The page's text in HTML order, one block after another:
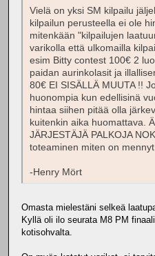
Vielä on yksi SM kilpailu
kilpailun perusteella ei ole
mitenkään "kilpailujen
varikolla että ulkomailla
esim Bitty contest 100€ 2
paidan aurinkolasit ja
80€ EI SISÄLLÄ MUUTA !!
huonompia kun edellisinä
hintaa siihen pitää olla
kuitenkin aika huomattava.
JÄRJESTÄJÄ PALKOJA
toteaminen miten on
-Henry Mört
Omasta mielestäni selkeä
Kyllä oli ilo seurata M8 PM
kotisohvalta.